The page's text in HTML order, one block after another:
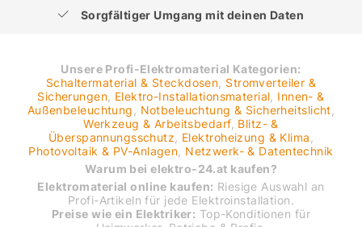
Sorgfältiger Umgang mit deinen Daten
Unsere Profi-Elektromaterial Kategorien:
Schaltermaterial & Steckdosen Stromverteiler &
Sicherungen Elektro-Installationsmaterial Innen- &
Außenbeleuchtung
Notbeleuchtung & Sicherheitslicht
Werkzeug & Arbeitsbedarf, Blitz- &
Überspannungsschutz
Elektroheizung & Klima
Photovoltaik & PV-Anlagen Netzwerk- & Datentechnik
Warum bei elektro-24.at kaufen?
Elektromaterial online kaufen: Riesige Auswahl an
Profi-Artikeln für jede Elektroinstallation.
Preise wie ein Elektriker: Top-Konditionen für